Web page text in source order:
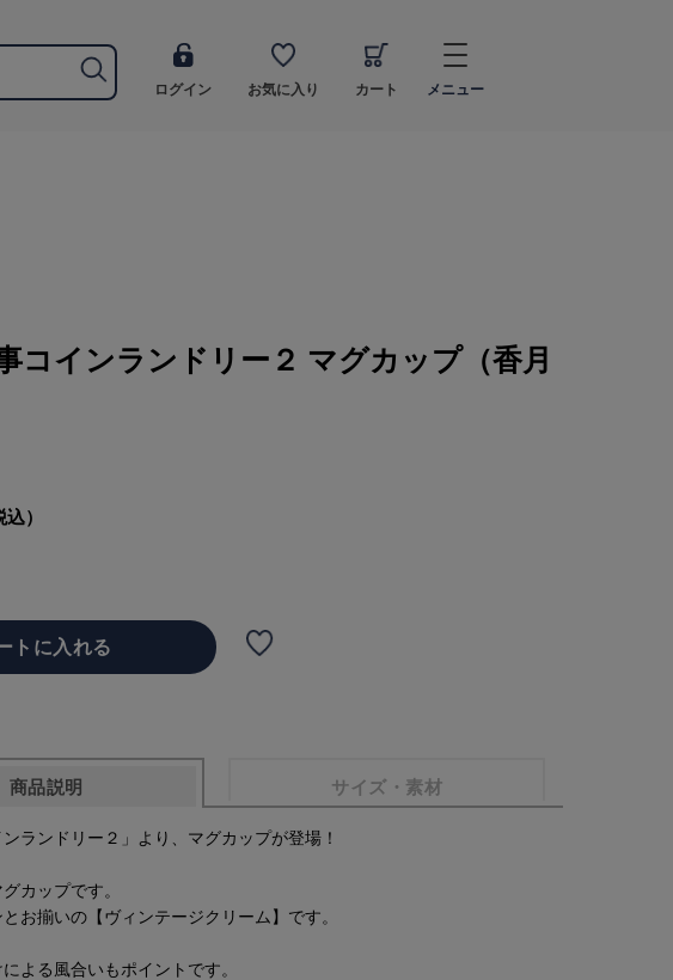
ログイン お気に入り カート メニュー
コインランドリー２ マグカップ（香月
）
商品説明 サイズ・素材
ンランドリー２」より、マグカップが登場！
カップです。
お揃いの【ヴィンテージクリーム】です。
よる風合いもポイントです。